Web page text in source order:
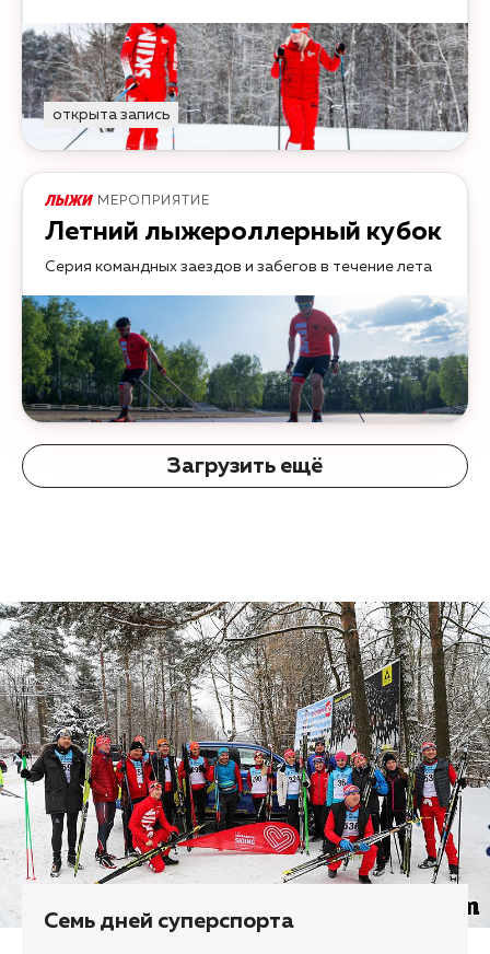
открыта запись
МЕРОПРИЯТИЕ
Летний лыжероллерный кубок
Серия командных заездов и забегов в течение лета
Загрузить ещё
Семь дней суперспорта